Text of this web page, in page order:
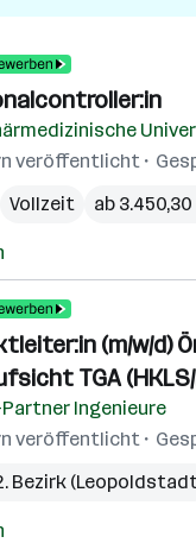
veröffentlicht
Vollzeit ab
(m/w/d)
TGA
Ingenieure
veröffentlicht
Bezirk